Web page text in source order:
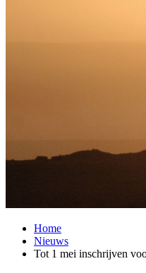
Home
Nieuws
Tot 1 mei inschrijven